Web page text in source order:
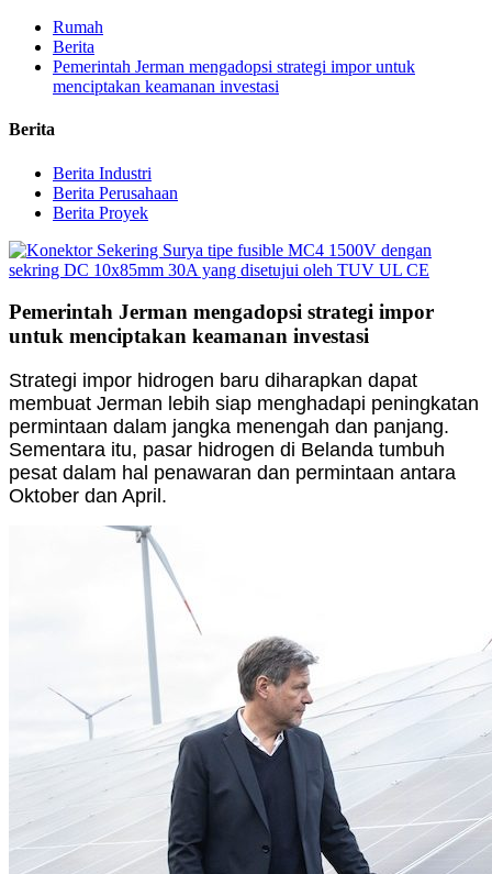
Rumah
Berita
Pemerintah Jerman mengadopsi strategi impor untuk
menciptakan keamanan investasi
Berita
Berita Industri
Berita Perusahaan
Berita Proyek
Pemerintah Jerman mengadopsi strategi impor
untuk menciptakan keamanan investasi
Strategi impor hidrogen baru diharapkan dapat
membuat Jerman lebih siap menghadapi peningkatan
permintaan dalam jangka menengah dan panjang.
Sementara itu, pasar hidrogen di Belanda tumbuh
pesat dalam hal penawaran dan permintaan antara
Oktober dan April.